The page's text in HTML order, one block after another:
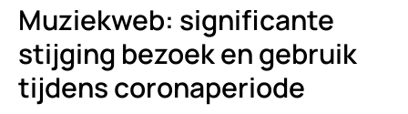
Muziekweb: significante
stijging bezoek en gebruik
tijdens coronaperiode